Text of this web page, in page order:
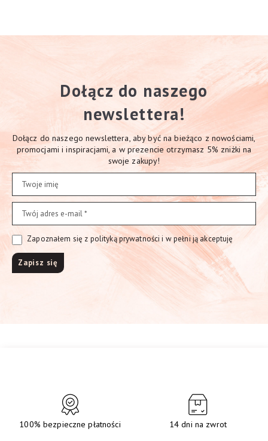
Dołącz do naszego
newslettera!
Dołącz do naszego newslettera, aby być na bieżąco z nowościami,
promocjami i inspiracjami, a w prezencie otrzymasz 5% zniżki na
swoje zakupy!
Zapoznałem się z polityką prywatności i w pełni ją akceptuję
100% bezpieczne płatności 14 dni na zwrot